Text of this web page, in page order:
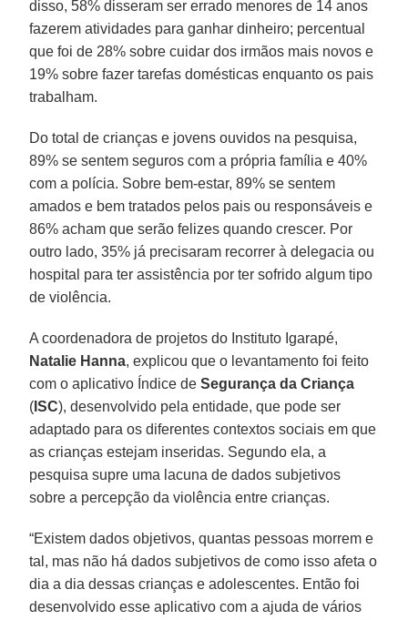
disso, 58% disseram ser errado menores de 14 anos
fazerem atividades para ganhar dinheiro; percentual
que foi de 28% sobre cuidar dos irmãos mais novos e
19% sobre fazer tarefas domésticas enquanto os pais
trabalham.
Do total de crianças e jovens ouvidos na pesquisa,
89% se sentem seguros com a própria família e 40%
com a polícia. Sobre bem-estar, 89% se sentem
amados e bem tratados pelos pais ou responsáveis e
86% acham que serão felizes quando crescer. Por
outro lado, 35% já precisaram recorrer à delegacia ou
hospital para ter assistência por ter sofrido algum tipo
de violência.
A coordenadora de projetos do Instituto Igarapé,
Natalie Hanna, explicou que o levantamento foi feito
com o aplicativo Índice deSegurança da Criança
( ISC), desenvolvido pela entidade, que pode ser
adaptado para os diferentes contextos sociais em que
as crianças estejam inseridas. Segundo ela, a
pesquisa supre uma lacuna de dados subjetivos
sobre a percepção da violência entre crianças.
“Existem dados objetivos, quantas pessoas morrem e
tal, mas não há dados subjetivos de como isso afeta o
dia a dia dessas crianças e adolescentes. Então foi
desenvolvido esse aplicativo com a ajuda de vários